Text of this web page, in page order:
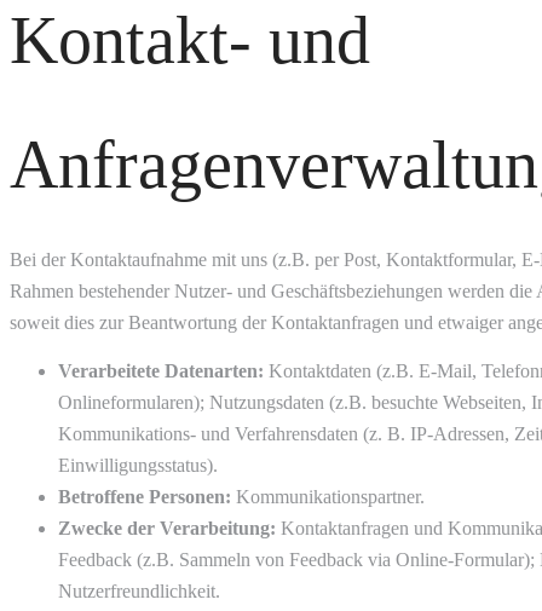
Kontakt- und
Bei der Kontaktaufnahme mit uns (z.B. per Post, Kontaktformular,
Rahmen bestehender Nutzer- und Geschäftsbeziehungen werden
soweit dies zur Beantwortung der Kontaktanfragen und etwaiger
Verarbeitete Datenarten: Kontaktdaten (z.B. E-Mail,
Onlineformularen); Nutzungsdaten (z.B. besuchte Webseiten,
Kommunikations- und Verfahrensdaten (z. B. IP-Adressen,
Einwilligungsstatus).
Betroffene Personen: Kommunikationspartner.
Zwecke der Verarbeitung: Kontaktanfragen und
Feedback (z.B. Sammeln von Feedback via Online-Formular);
Nutzerfreundlichkeit.